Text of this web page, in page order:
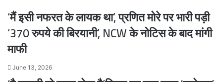
और
कीमत
‘मैं इसी नफरत के लायक था’, प्रणित मोरे पर भारी पड़ी
‘370 रुपये की बिरयानी’, NCW के नोटिस के बाद मांगी
माफी
June 13, 2026